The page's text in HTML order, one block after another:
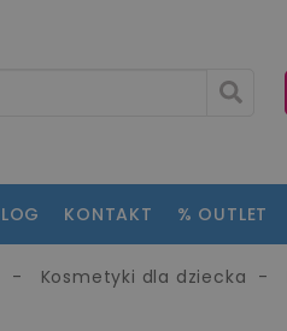
KONTAKT % OUTLET
Kosmetyki dla dziecka